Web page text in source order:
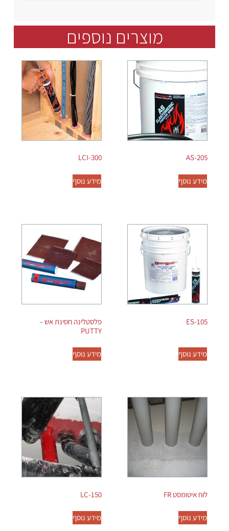
מוצרים נוספים
AS-205
מידע נוסף
LCI-300
מידע נוסף
ES-105
מידע נוסף
פלסטלינה חסינת אש –
PUTTY
מידע נוסף
לוח איטומסט FR
מידע נוסף
LC-150
מידע נוסף